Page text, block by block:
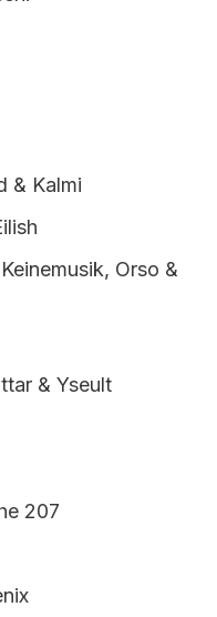
& Kalmi
Orso &
& Yseult
207